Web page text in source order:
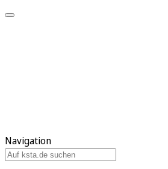
Navigation